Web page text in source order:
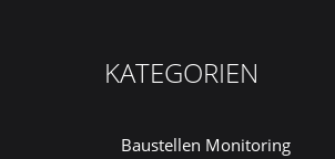
KATEGORIEN
Baustellen Monitoring